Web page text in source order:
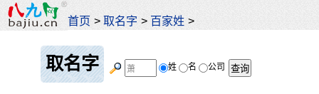
首页 >取名字 > 百家姓 >
取名字 姓 名 公司